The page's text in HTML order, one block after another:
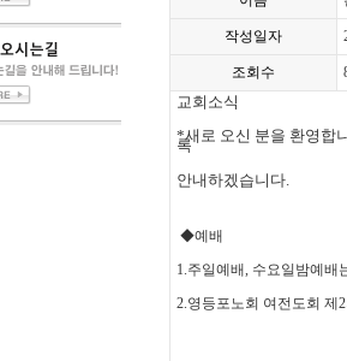
작성일자
조회수
교회소식
*새로 오신 분을 환영합
록
안내하겠습니다.
◆예배
1.주일예배, 수요일밤예배
2.영등포노회 여전도회 제